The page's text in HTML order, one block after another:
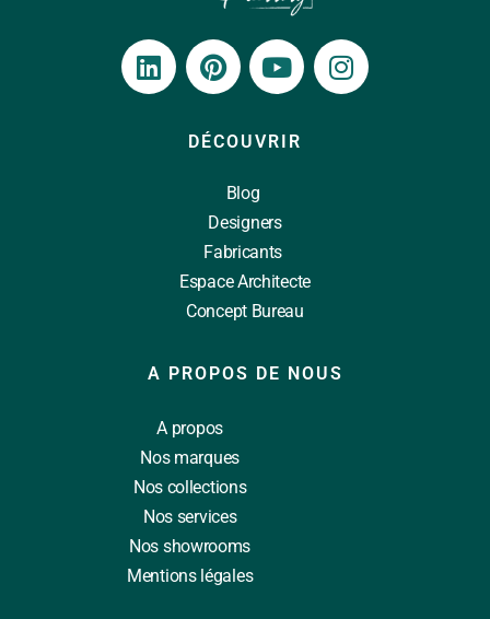
DÉCOUVRIR
Blog
Designers
Fabricants
Espace Architecte
Concept Bureau
A PROPOS DE NOUS
A propos
Nos marques
Nos collections
Nos services
Nos showrooms
Mentions légales